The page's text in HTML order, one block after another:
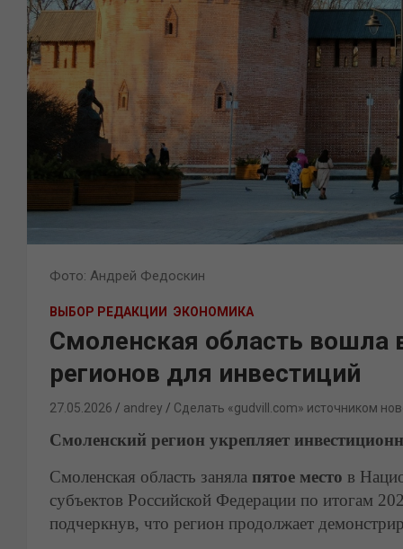
Фото: Андрей Федоскин
ВЫБОР РЕДАКЦИИ ЭКОНОМИКА
Смоленская область вошла
регионов для инвестиций
27.05.2026 andrey Сделать «gudvill.com» источником
Смоленский регион укрепляет
Смоленская область заняла пятое место в
субъектов Российской Федерации по итогам
подчеркнув, что регион продолжает